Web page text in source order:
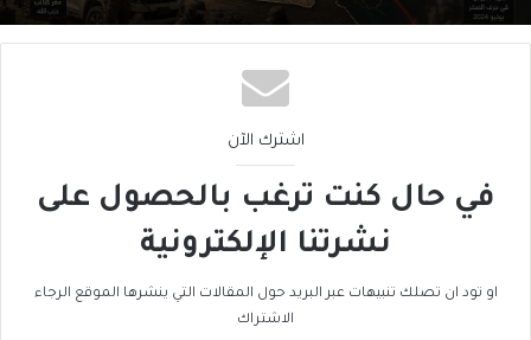
اشترك الآن
في حال كنت ترغب بالحصول على
نشرتنا الإلكترونية
او تود ان تصلك تنبيهات عبر البريد حول المقالات التي ينشرها الموقع الرجاء
الاشتراك